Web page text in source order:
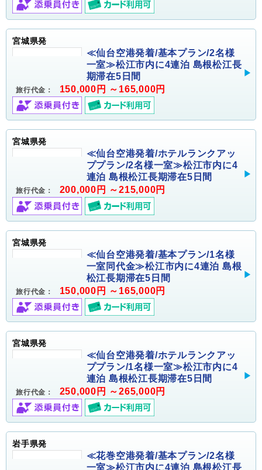
宮城県発
≪仙台空港発着/基本プラン/2名様
一室≫松江市内に4連泊 島根松江長
期滞在5日間
旅行代金： 150,000円 ～165,000円
宮城県発
≪仙台空港発着/ホテルランクアッ
ププラン/2名様一室≫松江市内に4
連泊 島根松江長期滞在5日間
旅行代金： 200,000円 ～215,000円
宮城県発
≪仙台空港発着/基本プラン/1名様
一室同代金≫松江市内に4連泊 島根
松江長期滞在5日間
旅行代金： 150,000円 ～165,000円
宮城県発
≪仙台空港発着/ホテルランクアッ
ププラン/1名様一室≫松江市内に4
連泊 島根松江長期滞在5日間
旅行代金： 250,000円 ～265,000円
岩手県発
≪花巻空港発着/基本プラン/2名様
一室≫松江市内に4連泊 島根松江長